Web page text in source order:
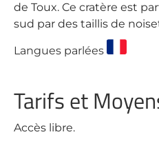
de Toux. Ce cratère est
sud par des taillis de
Langues parlées
Tarifs et
Accès libre.